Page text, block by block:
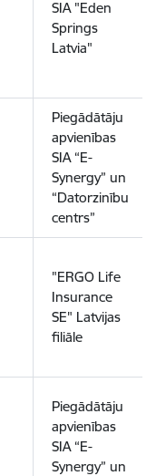
SIA "Eden
Springs
Latvia"
Piegādātāju
apvienības
SIA “E-
Synergy” un
“Datorzinību
centrs”
"ERGO Life
Insurance
SE" Latvijas
filiāle
Piegādātāju
apvienības
SIA “E-
Synergy” un